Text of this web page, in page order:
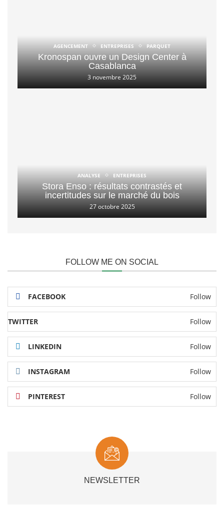
AGENCEMENT ENTREPRISES PARQUET
Kronospan ouvre un Design Center à
Casablanca
3 novembre 2025
ANALYSE ENTREPRISES
Stora Enso : résultats contrastés et
incertitudes sur le marché du bois
27 octobre 2025
FOLLOW ME ON SOCIAL
FACEBOOK Follow
TWITTER Follow
LINKEDIN Follow
INSTAGRAM Follow
PINTEREST Follow
NEWSLETTER